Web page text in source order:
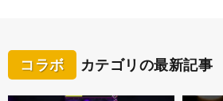
コラボ カテゴリの最新記事